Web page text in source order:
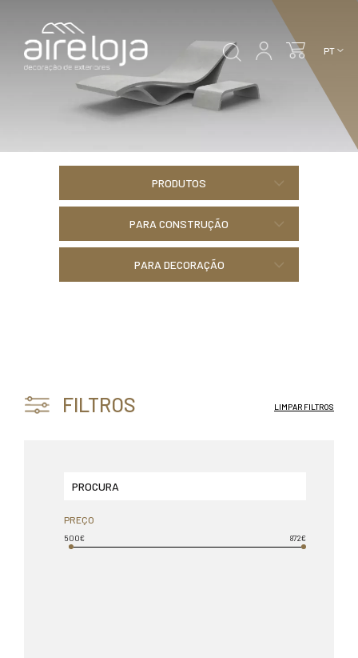
PRODUTOS
PARA CONSTRUÇÃO
PARA DECORAÇÃO
FILTROS LIMPAR FILTROS
PREÇO
500€ 872€